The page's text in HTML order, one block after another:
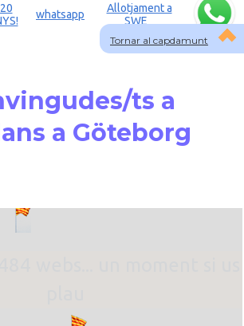
Tornar al capdamunt
20
whatsapp
Allotjament a
SWE
ts a
a Göteborg
webs... un moment si us